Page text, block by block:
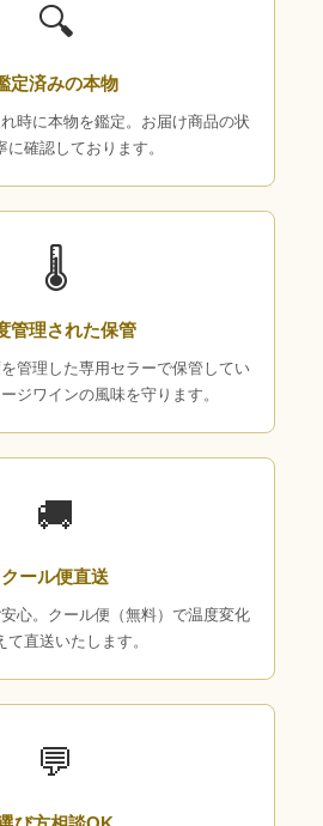
🔍
定済みの本物
時に本物を鑑定。お届け商品の状
に確認しております。
🌡
管理された保管
管理した専用セラーで保管してい
ジワインの風味を守ります。
🚚
クール便直送
心。クール便（無料）で温度変化
て直送いたします。
💬